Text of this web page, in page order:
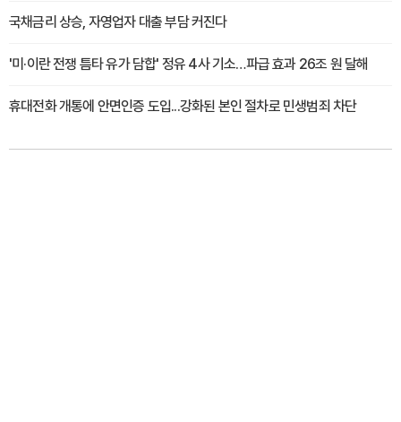
국채금리 상승, 자영업자 대출 부담 커진다
'미·이란 전쟁 틈타 유가 담합' 정유 4사 기소…파급 효과 26조 원 달해
휴대전화 개통에 안면인증 도입...강화된 본인 절차로 민생범죄 차단